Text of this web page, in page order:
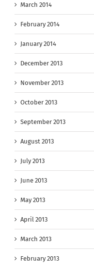
March 2014
February 2014
January 2014
December 2013
November 2013
October 2013
September 2013
August 2013
July 2013
June 2013
May 2013
April 2013
March 2013
February 2013